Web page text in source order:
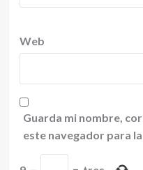
Web
Guarda mi nombre,
este navegador para